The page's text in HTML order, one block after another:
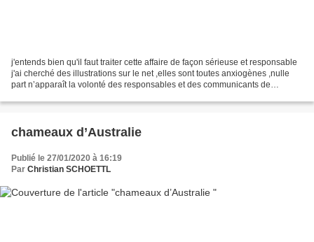
j'entends bien qu'il faut traiter cette affaire de façon sérieuse et responsable
j'ai cherché des illustrations sur le net ,elles sont toutes anxiogènes ,nulle
part n’apparaît la volonté des responsables et des communicants de
chameaux d’Australie
Publié le 27/01/2020 à 16:19
Par Christian SCHOETTL